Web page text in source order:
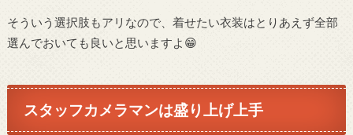
そういう選択肢もアリなので、着せたい衣装はとりあえず全部
選んでおいても良いと思いますよ😁
スタッフカメラマンは盛り上げ上手